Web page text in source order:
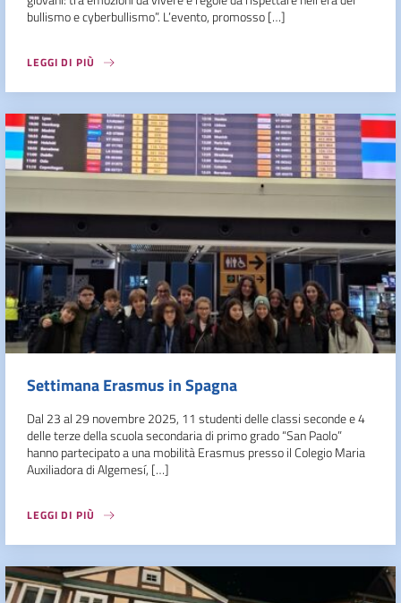
bullismo e cyberbullismo”. L’evento, promosso […]
LEGGI DI PIÙ
Settimana Erasmus in Spagna
Dal 23 al 29 novembre 2025, 11 studenti delle classi seconde e 4
delle terze della scuola secondaria di primo grado “San Paolo”
hanno partecipato a una mobilità Erasmus presso il Colegio Maria
Auxiliadora di Algemesí, […]
LEGGI DI PIÙ